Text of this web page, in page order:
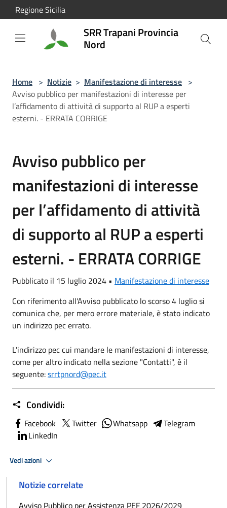
Salta al contenuto principale
Regione Sicilia
SRR Trapani Provincia
Nord
Home > Notizie > Manifestazione di interesse >
Avviso pubblico per manifestazioni di interesse per
l’affidamento di attività di supporto al RUP a esperti
esterni. - ERRATA CORRIGE
Avviso pubblico per
manifestazioni di interesse
per l’affidamento di attività
di supporto al RUP a esperti
esterni. - ERRATA CORRIGE
Pubblicato il 15 luglio 2024 • Manifestazione di interesse
Con riferimento all'Avviso pubblicato lo scorso 4 luglio si
comunica che, per mero errore materiale, è stato indicato
un indirizzo pec errato.
L'indirizzo pec cui mandare le manifestazioni di interesse,
come per altro indicato nella sezione "Contatti", è il
seguente:srrtpnord@pec.it
Condividi:
Facebook Twitter Whatsapp
Telegram
LinkedIn
Vedi azioni
Notizie correlate
Avviso Pubblico per Assistenza PEF 2026/2029